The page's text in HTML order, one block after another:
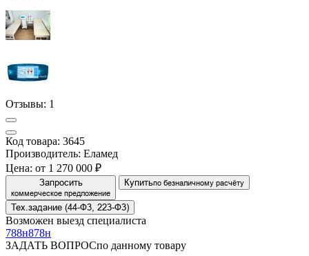
Отзывы: 1
Код товара: 3645
Производитель: Еламед
Цена: от 1 270 000 ₽
Запросить
коммерческое предложение
Купитьпо безналичному расчёту
Тех.задание (44-Ф3, 223-Ф3)
Возможен выезд специалиста
788н878н
ЗАДАТЬ ВОПРОСпо данному товару